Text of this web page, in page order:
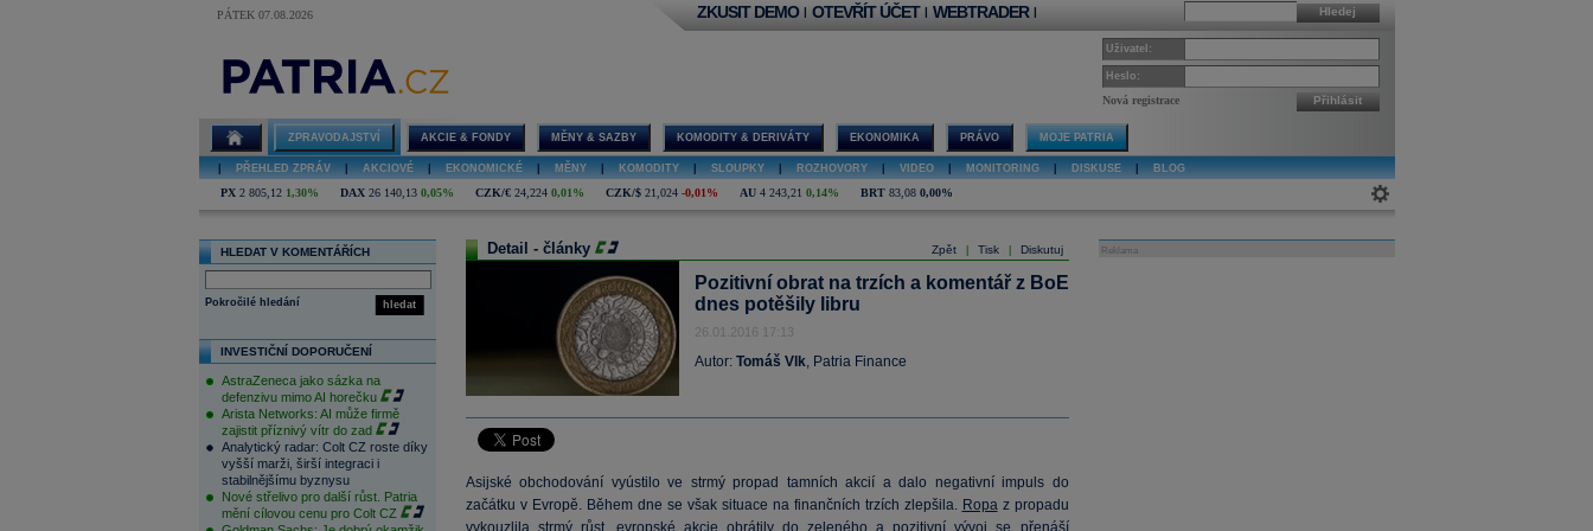
PÁTEK 07.08.2026 Hledej
ZKUSIT DEMO | OTEVŘÍT ÚČET | WEBTRADER |
Uživatel:
Heslo:
Nová registrace Přihlásit
ZPRAVODAJSTVÍ AKCIE & FONDY MĚNY & SAZBY KOMODITY & DERIVÁTY EKONOMIKA PRÁVO MOJE PATRIA
PŘEHLED ZPRÁV AKCIOVÉ EKONOMICKÉ MĚNY KOMODITY SLOUPKY ROZHOVORY VIDEO MONITORING DISKUSE BLOG
PX 2 805,12 1,30% DAX 26 140,13 0,05% CZK/€ 24,224 0,01% CZK/$ 21,024 -0,01% AU 4 243,21 0,14% BRT 83,08 0,00%
HLEDAT V KOMENTÁŘÍCH
hledat
Pokročilé hledání
INVESTIČNÍ DOPORUČENÍ
AstraZeneca jako sázka na
defenzivu mimo AI horečku
Arista Networks: AI může firmě
zajistit příznivý vítr do zad
Analytický radar: Colt CZ roste díky
vyšší marži, širší integraci i
stabilnějšímu byznysu
Nové střelivo pro další růst. Patria
mění cílovou cenu pro Colt CZ
Zpět Tisk Diskutuj
Detail - články
Pozitivní obrat na trzích a komentář z BoE
dnes potěšily libru
26.01.2016 17:13
Autor: Tomáš Vlk, Patria Finance
Asijské obchodování vyústilo ve strmý propad tamních akcií a dalo negativní impuls do
začátku v Evropě. Během dne se však situace na finančních trzích zlepšila. Ropaz propadu
vykouzlila strmý růst, evropské akcie obrátily do zeleného a pozitivní vývoj se přenáší
Reklama